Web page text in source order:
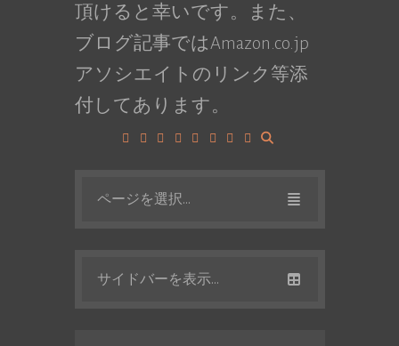
頂けると幸いです。また、
ブログ記事ではAmazon.co.jp
アソシエイトのリンク等添
付してあります。
ページを選択...
サイドバーを表示...